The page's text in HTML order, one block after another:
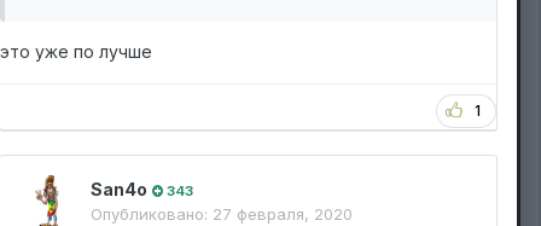
это уже по лучше
1
San4o 343
Опубликовано: 27 февраля, 2020